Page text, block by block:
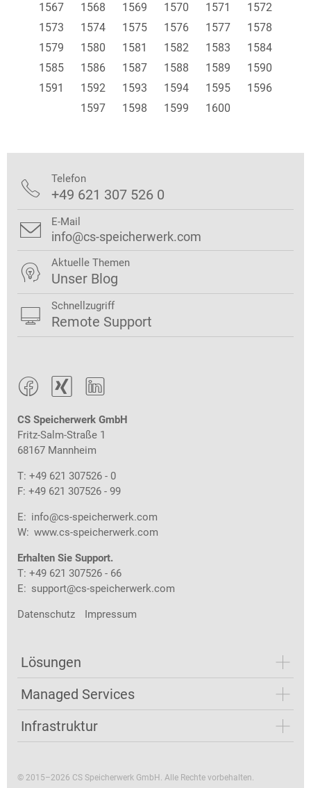
1567
1568 1569 1570 1571
1572
1573
1574 1575 1576 1577
1578
1579
1580 1581 1582 1583
1584
1585
1586 1587 1588 1589
1590
1591
1592 1593 1594 1595
1596
1597
1598 1599 1600
  
CS Speicherwerk GmbH
Fritz-Salm-Straße 1
68167 Mannheim
T: +49 621 307526 - 0
F: +49 621 307526 - 99
E: info@cs-speicherwerk.com
W: www.cs-speicherwerk.com
Erhalten Sie Support.
T: +49 621 307526 - 66
E: support@cs-speicherwerk.com
Datenschutz Impressum
Lösungen
Managed Services
Infrastruktur
 Telefon
+49 621 307 526 0
 E-Mail
info@cs-speicherwerk.com
 Aktuelle Themen
Unser Blog
 Schnellzugriff
Remote Support
© 2015–2026 CS Speicherwerk GmbH. Alle Rechte vorbehalten.